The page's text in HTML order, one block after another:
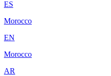
ES
Morocco
EN
Morocco
AR